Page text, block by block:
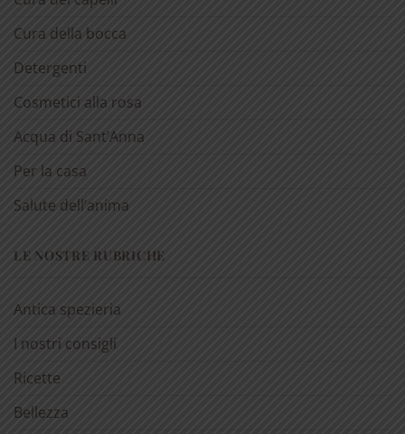
Cura della bocca
Detergenti
Cosmetici alla rosa
Acqua di Sant’Anna
Per la casa
Salute dell’anima
LE NOSTRE RUBRICHE
Antica spezieria
I nostri consigli
Ricette
Bellezza